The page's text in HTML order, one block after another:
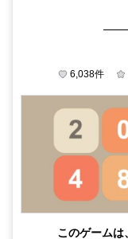
6,038件
このゲーム